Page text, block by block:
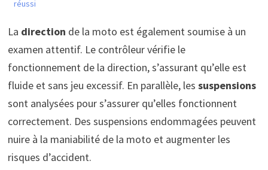
réussi
La direction de la moto est également soumise à un
examen attentif. Le contrôleur vérifie le
fonctionnement de la direction, s’assurant qu’elle est
fluide et sans jeu excessif. En parallèle, les suspensions
sont analysées pour s’assurer qu’elles fonctionnent
correctement. Des suspensions endommagées peuvent
nuire à la maniabilité de la moto et augmenter les
risques d’accident.